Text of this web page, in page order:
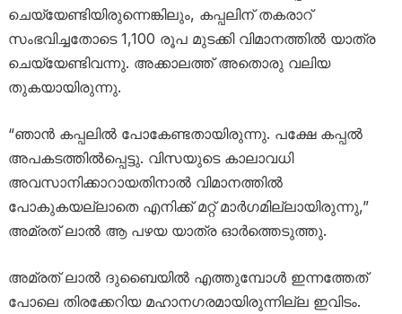
ചെയ്യേണ്ടിയിരുന്നെങ്കിലും, കപ്പലിന് തകരാറ്
സംഭവിച്ചതോടെ 1,100 രൂപ മുടക്കി വിമാനത്തിൽ യാത്ര
ചെയ്യേണ്ടിവന്നു. അക്കാലത്ത് അതൊരു വലിയ
തുകയായിരുന്നു.
“ഞാൻ കപ്പലിൽ പോകേണ്ടതായിരുന്നു. പക്ഷേ കപ്പൽ
അപകടത്തിൽപ്പെട്ടു. വിസയുടെ കാലാവധി
അവസാനിക്കാറായതിനാൽ വിമാനത്തിൽ
പോകുകയല്ലാതെ എനിക്ക് മറ്റ് മാർഗമില്ലായിരുന്നു,”
അമ്രത് ലാൽ ആ പഴയ യാത്ര ഓർത്തെടുത്തു.
അമ്രത് ലാൽ ദുബൈയിൽ എത്തുമ്പോൾ ഇന്നത്തേത്
പോലെ തിരക്കേറിയ മഹാനഗരമായിരുന്നില്ല ഇവിടം.